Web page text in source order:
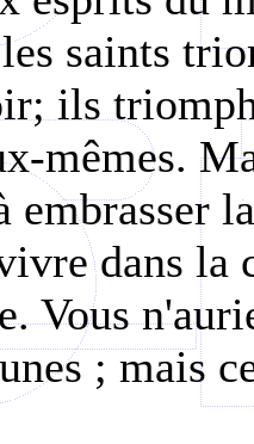
saints
ils
mêmes.
embrasser
dans la
Vous
; mais